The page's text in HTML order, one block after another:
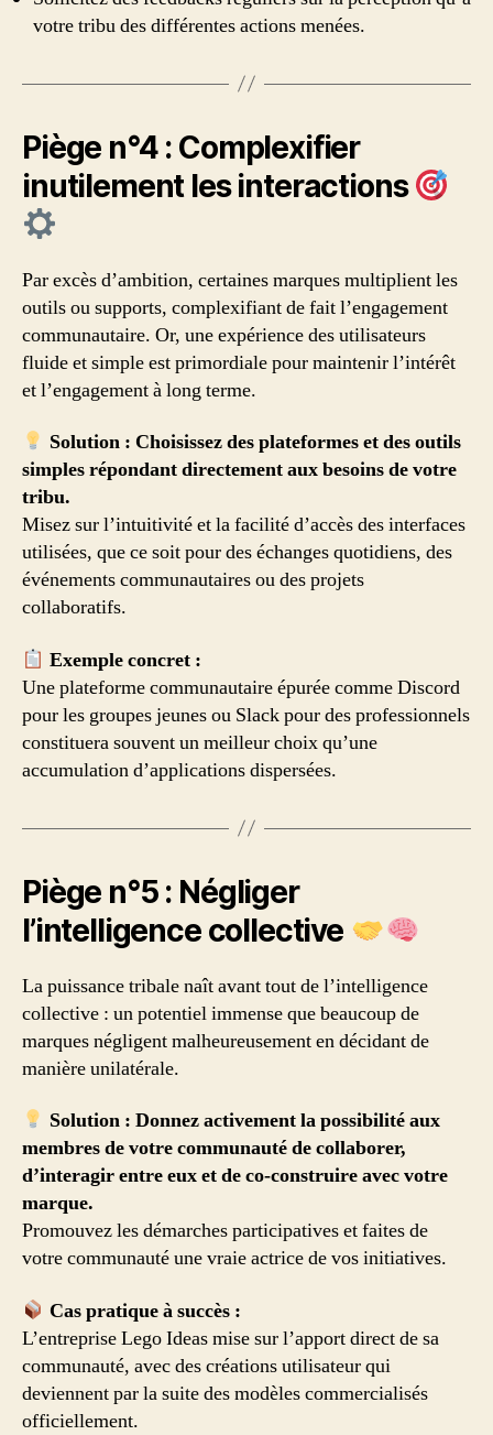
votre tribu des différentes actions menées.
Piège n°4 : Complexifier
inutilement les interactions
Par excès d’ambition, certaines marques multiplient les
outils ou supports, complexifiant de fait l’engagement
communautaire. Or, une expérience des utilisateurs
fluide et simple est primordiale pour maintenir l’intérêt
et l’engagement à long terme.
Solution : Choisissez des plateformes et des outils
simples répondant directement aux besoins de votre
tribu.
Misez sur l’intuitivité et la facilité d’accès des interfaces
utilisées, que ce soit pour des échanges quotidiens, des
événements communautaires ou des projets
collaboratifs.
Exemple concret :
Une plateforme communautaire épurée comme Discord
pour les groupes jeunes ou Slack pour des professionnels
constituera souvent un meilleur choix qu’une
accumulation d’applications dispersées.
Piège n°5 : Négliger
l’intelligence collective
La puissance tribale naît avant tout de l’intelligence
collective : un potentiel immense que beaucoup de
marques négligent malheureusement en décidant de
manière unilatérale.
Solution : Donnez activement la possibilité aux
membres de votre communauté de collaborer,
d’interagir entre eux et de co-construire avec votre
marque.
Promouvez les démarches participatives et faites de
votre communauté une vraie actrice de vos initiatives.
Cas pratique à succès :
L’entreprise Lego Ideas mise sur l’apport direct de sa
communauté, avec des créations utilisateur qui
deviennent par la suite des modèles commercialisés
officiellement.